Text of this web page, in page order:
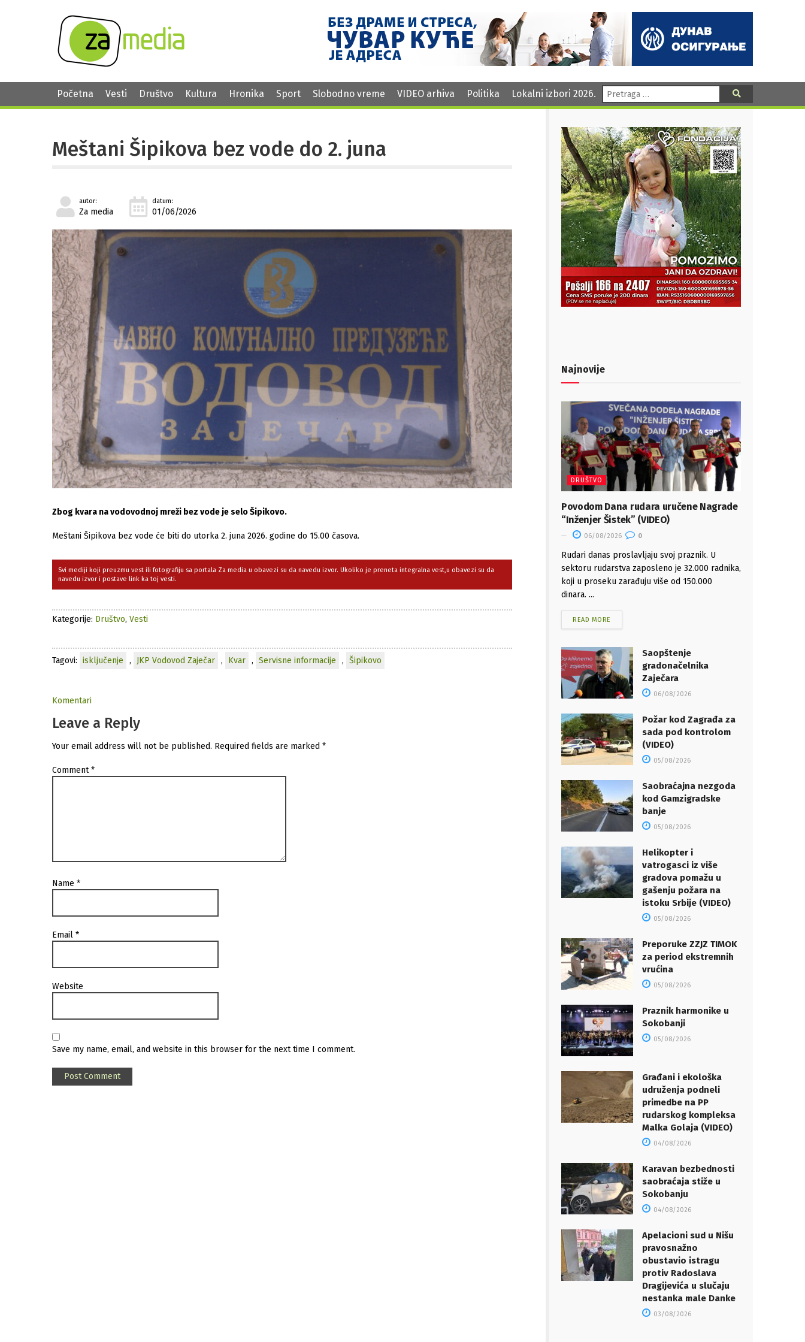
Početna Vesti Društvo Kultura Hronika Sport Slobodno vreme VIDEO arhiva Politika Lokalni izbori 2026. Pretraga:
Meštani Šipikova bez vode do 2. juna
autor:
Za media
datum:
01/06/2026
Zbog kvara na vodovodnoj mreži bez vode je selo Šipikovo.
Meštani Šipikova bez vode će biti do utorka 2. juna 2026. godine do 15.00 časova.
Svi mediji koji preuzmu vest ili fotografiju sa portala Za media u obavezi su da navedu izvor. Ukoliko je preneta integralna vest,u obavezi su da
navedu izvor i postave link ka toj vesti.
Kategorije: Društvo, Vesti
Tagovi: isključenje , JKP Vodovod Zaječar , Kvar , Servisne informacije , Šipikovo
Komentari
Leave a Reply
Your email address will not be published. Required fields are marked *
Comment*
Name *
Email *
Website
Save my name, email, and website in this browser for the next time I comment.
Najnovije
DRUŠTVO
Povodom Dana rudara uručene Nagrade
“Inženjer Šistek” (VIDEO)
06/08/2026 0
Rudari danas proslavljaju svoj praznik. U
sektoru rudarstva zaposleno je 32.000 radnika,
koji u proseku zarađuju više od 150.000
dinara. ...
READ MORE
Saopštenje
gradonačelnika
Zaječara
06/08/2026
Požar kod Zagrađa za
sada pod kontrolom
(VIDEO)
05/08/2026
Saobraćajna nezgoda
kod Gamzigradske
banje
05/08/2026
Helikopter i
vatrogasci iz više
gradova pomažu u
gašenju požara na
istoku Srbije (VIDEO)
05/08/2026
Preporuke ZZJZ TIMOK
za period ekstremnih
vrućina
05/08/2026
Praznik harmonike u
Sokobanji
05/08/2026
Građani i ekološka
udruženja podneli
primedbe na PP
rudarskog kompleksa
Malka Golaja (VIDEO)
04/08/2026
Karavan bezbednosti
saobraćaja stiže u
Sokobanju
04/08/2026
Apelacioni sud u Nišu
pravosnažno
obustavio istragu
protiv Radoslava
Dragijevića u slučaju
nestanka male Danke
03/08/2026